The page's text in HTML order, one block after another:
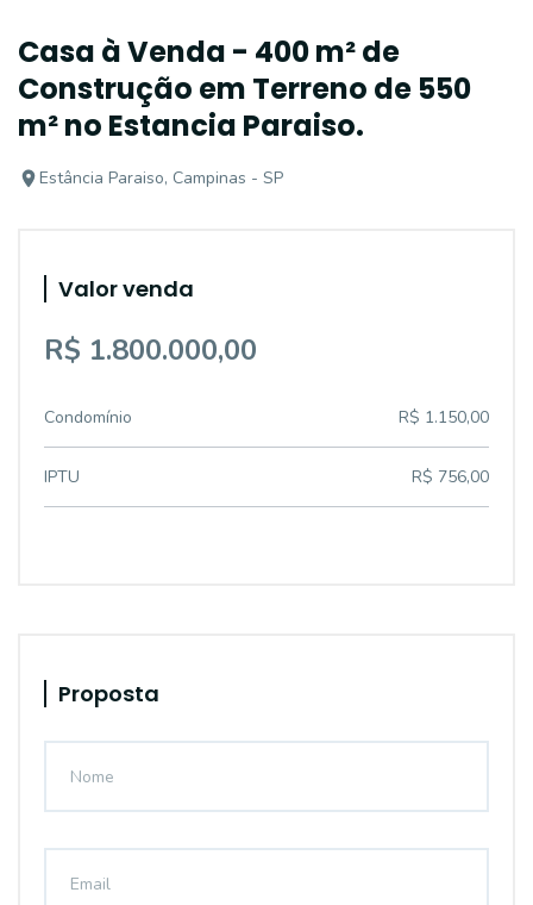
Casa à Venda - 400 m² de
Construção em Terreno de 550
m² no Estancia Paraiso.
Estância Paraiso, Campinas - SP
Valor venda
R$ 1.800.000,00
Condomínio R$ 1.150,00
IPTU R$ 756,00
Proposta